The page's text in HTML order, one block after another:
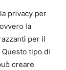
privacy per
la
per il
tipo di
creare